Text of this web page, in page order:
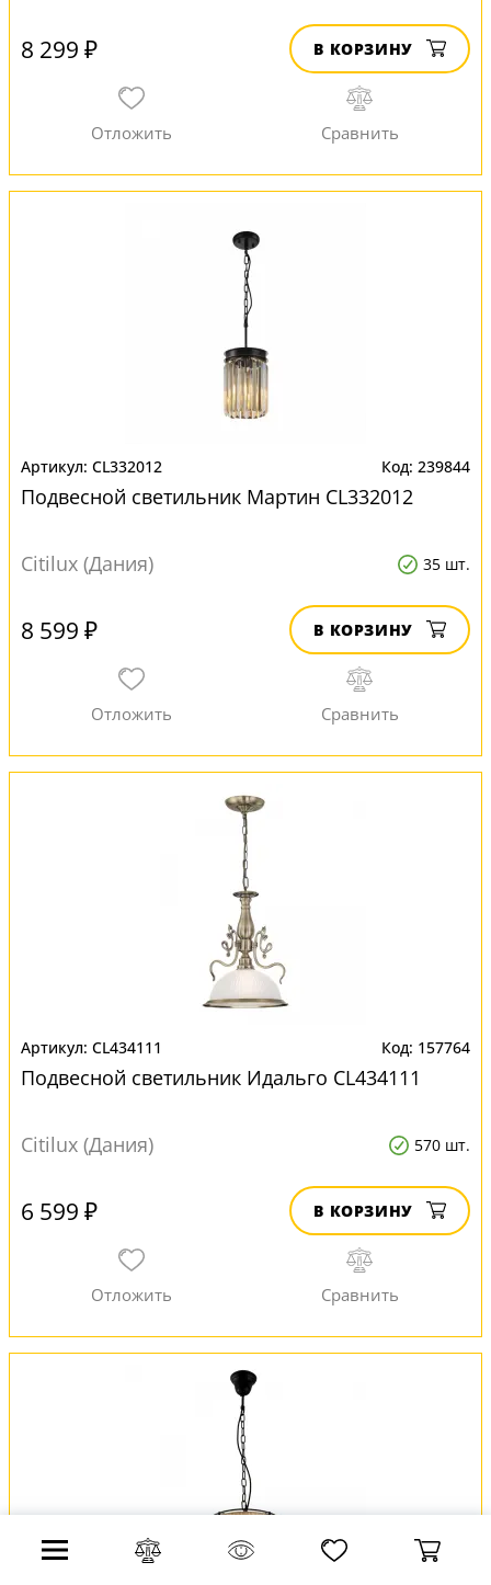
8 299 ₽ В КОРЗИНУ
CL332012 239844
Подвесной светильник Мартин CL332012
Citilux (Дания) 35 шт.
8 599 ₽ В КОРЗИНУ
CL434111 157764
Подвесной светильник Идальго CL434111
Citilux (Дания) 570 шт.
6 599 ₽ В КОРЗИНУ